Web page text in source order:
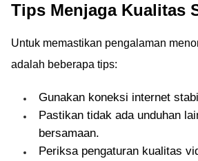
Tips Menjaga Kualitas
Untuk memastikan pengalaman
adalah beberapa tips:
Gunakan koneksi internet
Pastikan tidak ada unduhan
bersamaan.
Periksa pengaturan kualitas